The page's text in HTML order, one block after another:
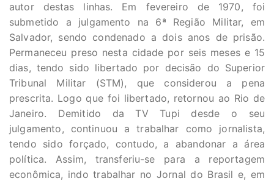
autor destas linhas. Em fevereiro de 1970, foi
submetido a julgamento na 6ª Região Militar, em
Salvador, sendo condenado a dois anos de prisão.
Permaneceu preso nesta cidade por seis meses e 15
dias, tendo sido libertado por decisão do Superior
Tribunal Militar (STM), que considerou a pena
prescrita. Logo que foi libertado, retornou ao Rio de
Janeiro. Demitido da TV Tupi desde o seu
julgamento, continuou a trabalhar como jornalista,
tendo sido forçado, contudo, a abandonar a área
política. Assim, transferiu-se para a reportagem
econômica, indo trabalhar no Jornal do Brasil e, em